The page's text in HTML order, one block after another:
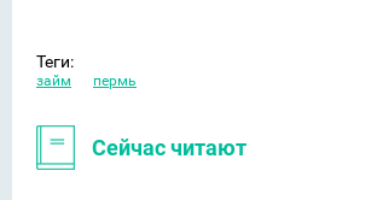
Теги:
займ пермь
Сейчас читают